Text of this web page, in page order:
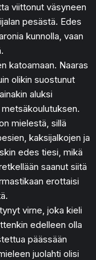
viittonut väsyneen
pesästä. Edes
kunnolla, vaan
katoamaan. Naaras
olikin suostunut
aluksi
mielestä, sillä
kaksijalkojen ja
edes tiesi, mikä
saanut siitä
erottaisi
virne, joka kieli
edelleen olla
päässään
juolahti olisi